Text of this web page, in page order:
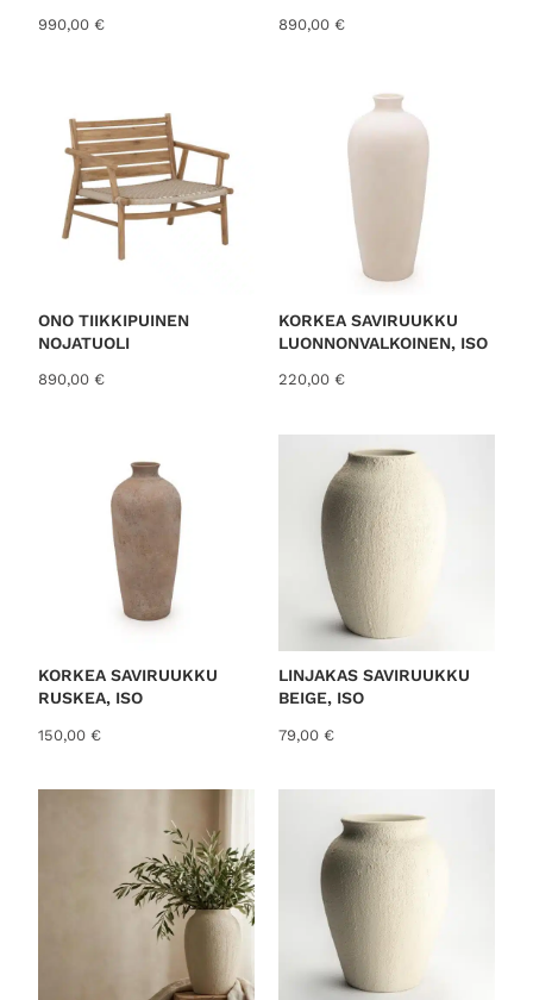
990,00 € 890,00 €
ONO TIIKKIPUINEN
NOJATUOLI
890,00 €
KORKEA SAVIRUUKKU
LUONNONVALKOINEN, ISO
220,00 €
KORKEA SAVIRUUKKU
RUSKEA, ISO
150,00 €
LINJAKAS SAVIRUUKKU
BEIGE, ISO
79,00 €